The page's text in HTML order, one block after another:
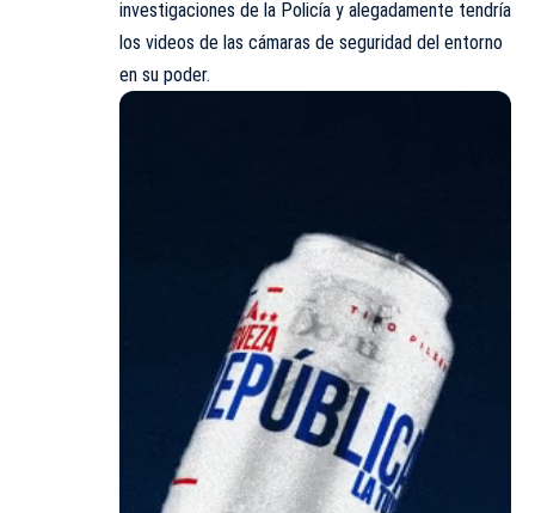
investigaciones de la Policía y alegadamente tendría
los videos de las cámaras de seguridad del entorno
en su poder.